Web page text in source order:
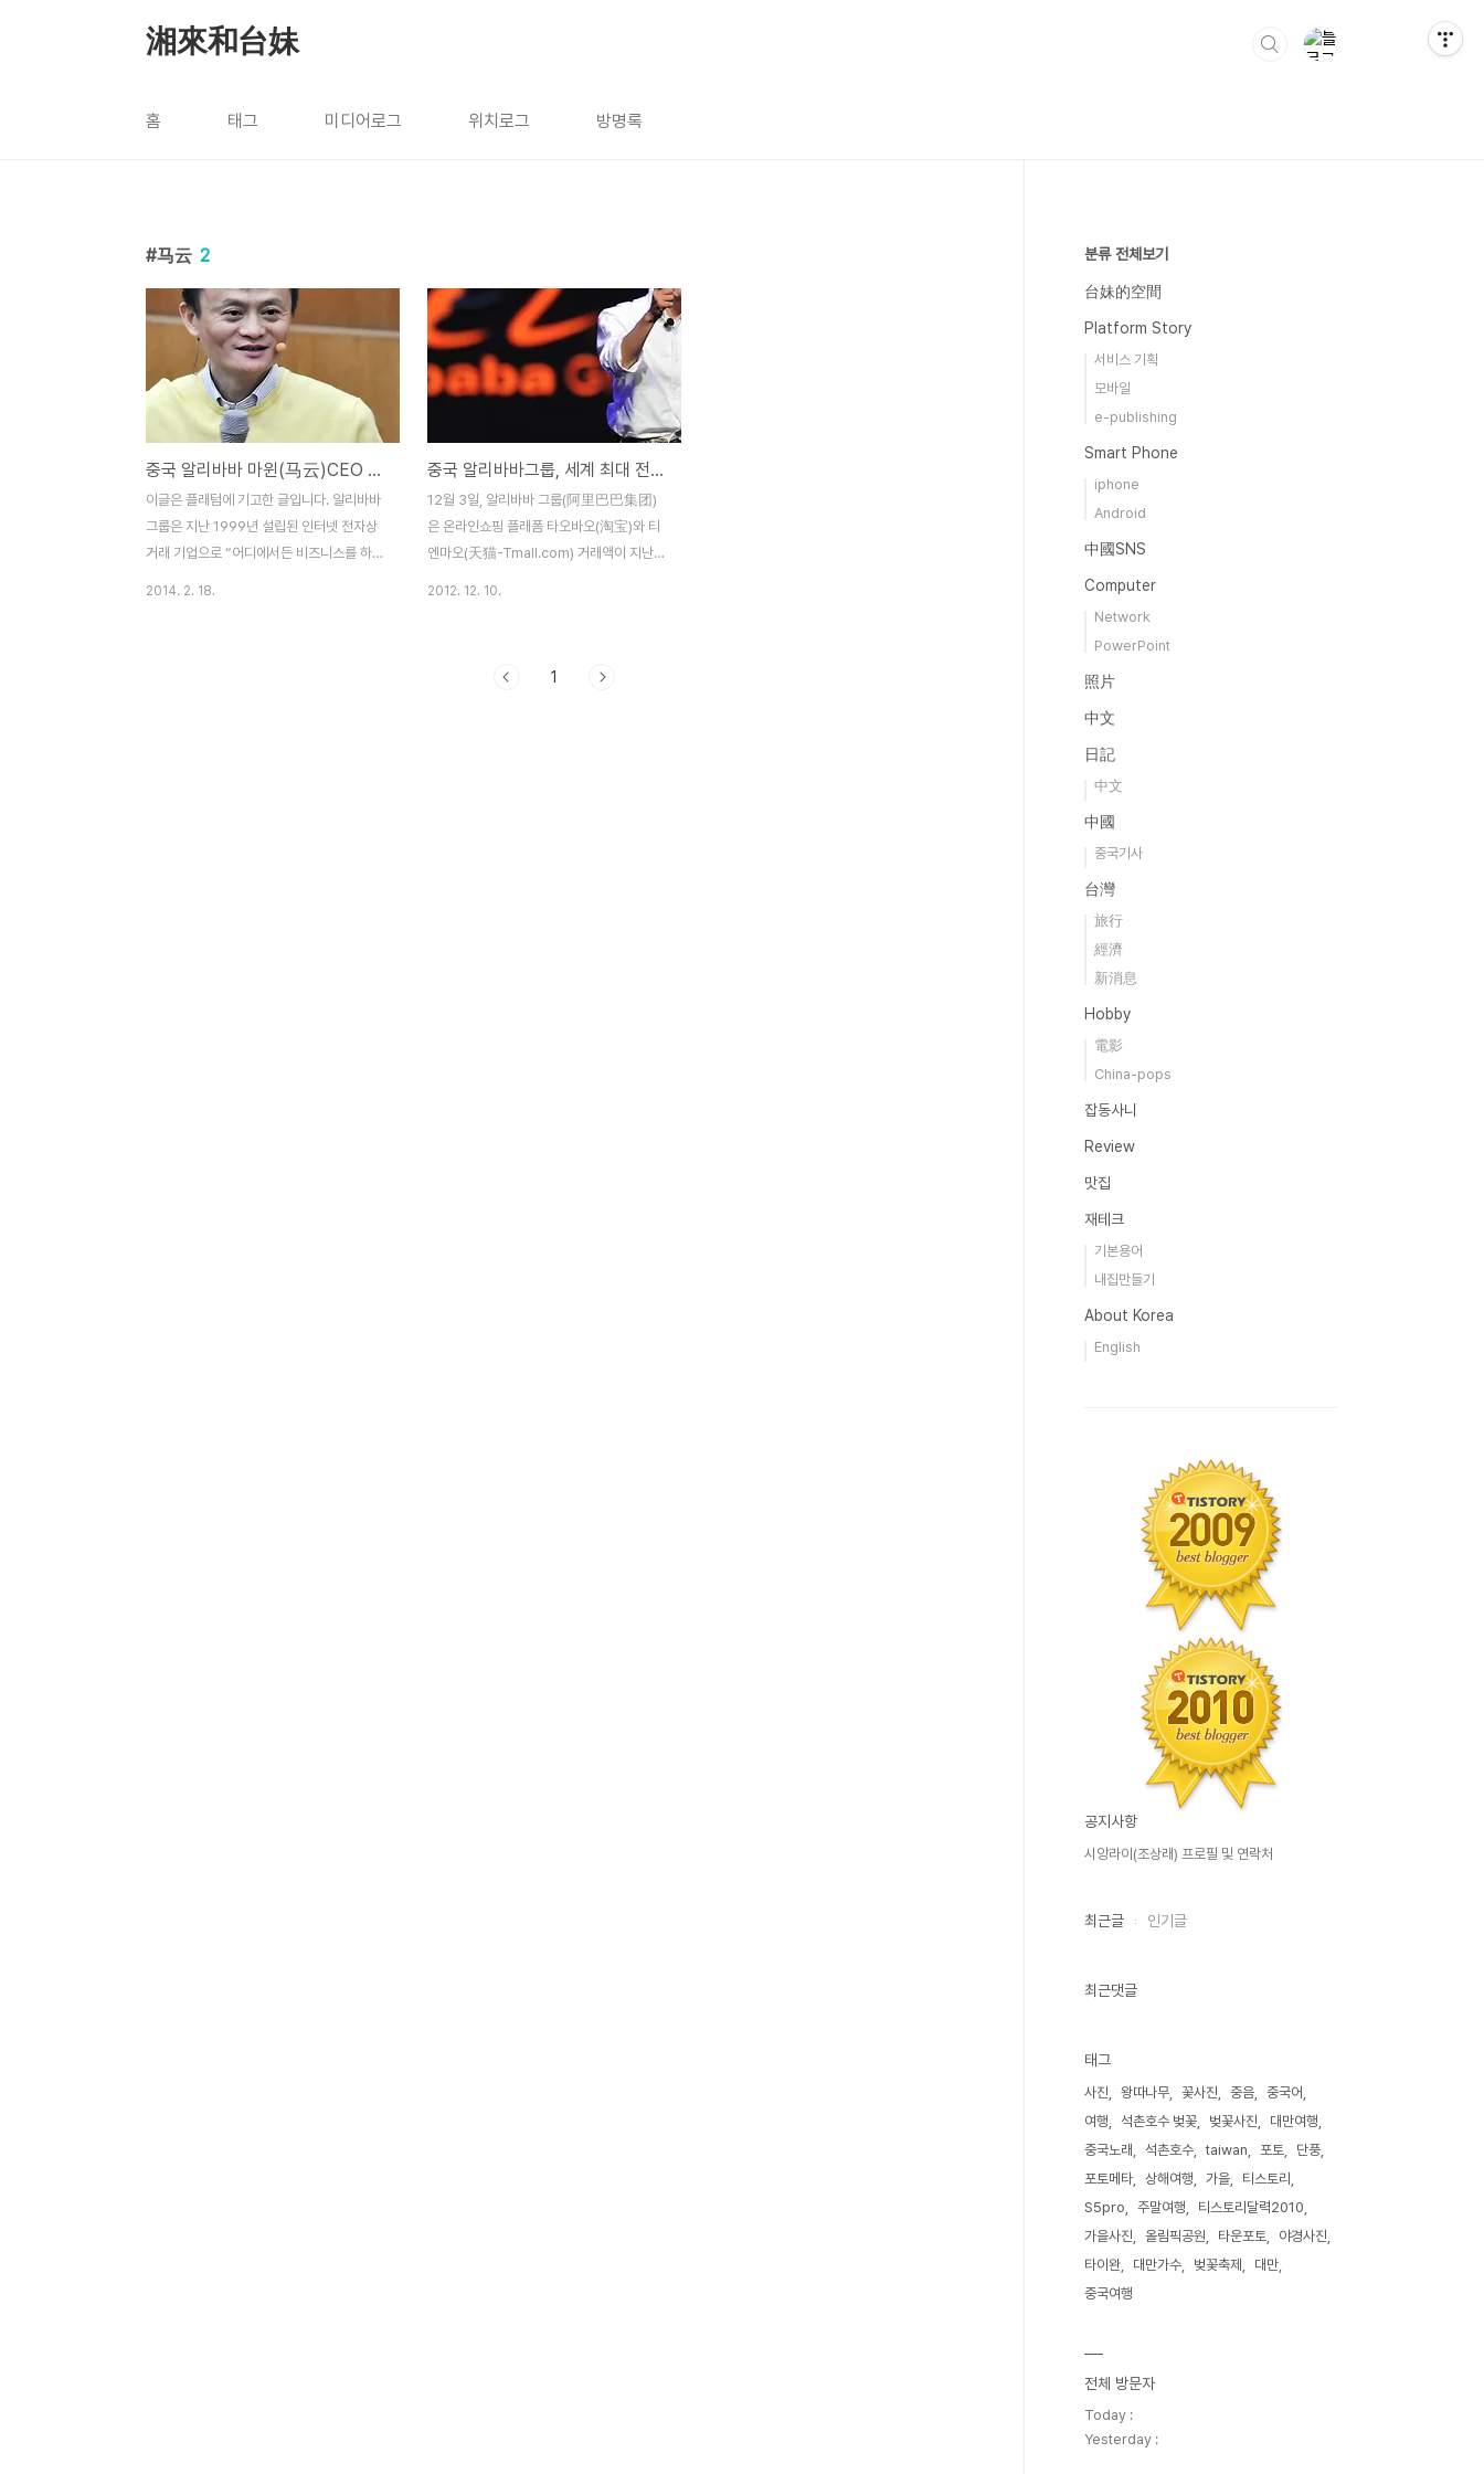
湘來和台妹
홈 태그 미디어로그 위치로그 방명록
马云 2
중국 알리바바 마윈(马云)CEO 퇴임연설 전문 '내일부터는 삶이 제 일이 될 것입니다'
이글은 플래텀에 기고한 글입니다. 알리바바
그룹은 지난 1999년 설립된 인터넷 전자상
거래 기업으로 “어디에서든 비즈니스를 하기
2014. 2. 18.
중국 알리바바그룹, 세계 최대 전자상거래 업체로 우뚝서다
12월 3일, 알리바바 그룹(阿里巴巴集团)
은 온라인쇼핑 플래폼 타오바오(淘宝)와 티
엔마오(天猫-Tmall.com) 거래액이 지난
로 호언장담한 바 있다.알리바바 그룹의 마윈
2012. 12. 10.
1
분류 전체보기
台妹的空間
Platform Story
서비스 기획
모바일
e-publishing
Smart Phone
iphone
Android
中國SNS
Computer
Network
PowerPoint
照片
中文
日記
中文
中國
중국기사
台灣
旅行
經濟
新消息
Hobby
電影
China-pops
잡동사니
Review
맛집
재테크
기본용어
내집만들기
About Korea
English
공지사항
시앙라이(조상래) 프로필 및 연락처
최근글 인기글
최근댓글
태그
사진 왕따나무 꽃사진 중음
중국어
여행
석촌호수 벚꽃 벚꽃사진
대만여행
중국노래
석촌호수 taiwan 포토
단풍
포토메타
상해여행 가을
티스토리
S5pro
주말여행
티스토리달력2010
가을사진
올림픽공원 타운포토
야경사진
타이완
대만가수 벚꽃축제
대만
중국여행
전체 방문자
Today :
Yesterday :